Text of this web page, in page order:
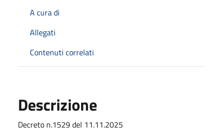
A cura di
Allegati
Contenuti correlati
Descrizione
Decreto n.1529 del 11.11.2025